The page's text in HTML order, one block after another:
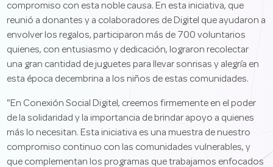
compromiso con esta noble causa. En esta iniciativa, que
reunió a donantes y a colaboradores de Digitel que ayudaron a
envolver los regalos, participaron más de 700 voluntarios
quienes, con entusiasmo y dedicación, lograron recolectar
una gran cantidad de juguetes para llevar sonrisas y alegría en
esta época decembrina a los niños de estas comunidades.
"En Conexión Social Digitel, creemos firmemente en el poder
de la solidaridad y la importancia de brindar apoyo a quienes
más lo necesitan. Esta iniciativa es una muestra de nuestro
compromiso continuo con las comunidades vulnerables, y
que complementan los programas que trabajamos enfocados